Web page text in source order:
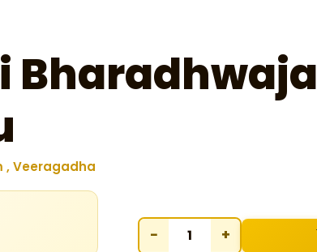
Bharadhwaja
, Veeragadha
− +